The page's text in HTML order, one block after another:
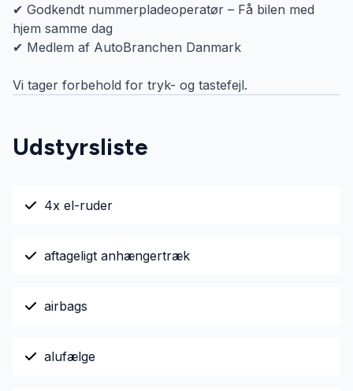
✔ Godkendt nummerpladeoperatør – Få bilen med
hjem samme dag
✔ Medlem af AutoBranchen Danmark
Vi tager forbehold for tryk- og tastefejl.
Udstyrsliste
4x el-ruder
aftageligt anhængertræk
airbags
alufælge